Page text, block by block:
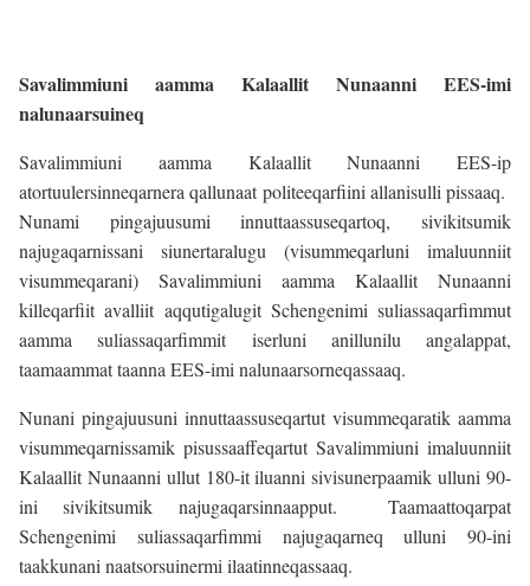
Savalimmiuni aamma Kalaallit Nunaanni EES-imi
nalunaarsuineq
Savalimmiuni aamma Kalaallit Nunaanni EES-ip
atortuulersinneqarnera qallunaat politeeqarfiini allanisulli pissaaq.
Nunami pingajuusumi innuttaassuseqartoq, sivikitsumik
najugaqarnissani siunertaralugu (visummeqarluni imaluunniit
visummeqarani) Savalimmiuni aamma Kalaallit Nunaanni
killeqarfiit avalliit aqqutigalugit Schengenimi suliassaqarfimmut
aamma suliassaqarfimmit iserluni anillunilu angalappat,
taamaammat taanna EES-imi nalunaarsorneqassaaq.
Nunani pingajuusuni innuttaassuseqartut visummeqaratik aamma
visummeqarnissamik pisussaaffeqartut Savalimmiuni imaluunniit
Kalaallit Nunaanni ullut 180-it iluanni sivisunerpaamik ulluni 90-
ini sivikitsumik najugaqarsinnaapput.
Taamaattoqarpat
Schengenimi suliassaqarfimmi najugaqarneq ulluni 90-ini
taakkunani naatsorsuinermi ilaatinneqassaaq.